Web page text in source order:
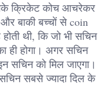
क्रिकेट कोच आचरेकर
बाकी बच्चों से coin
थी, कि जो भी सचिन
ही होगा। अगर सचिन
सचिन को मिल जाएगा।
सबसे ज्यादा दिल के